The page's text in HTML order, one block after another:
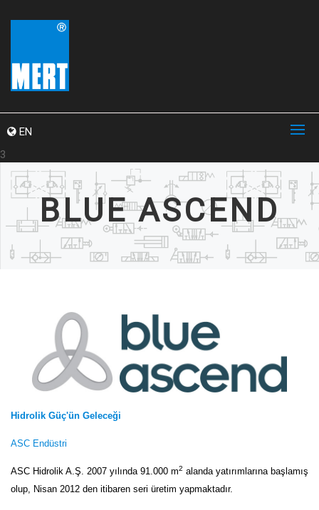
EN
3
BLUE ASCEND
Hidrolik Güç'ün Geleceği
ASC Endüstri
ASC Hidrolik A.Ş. 2007 yılında 91.000 m2 alanda yatırımlarına başlamış
olup, Nisan 2012 den itibaren seri üretim yapmaktadır.